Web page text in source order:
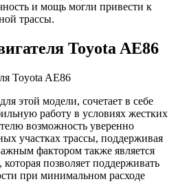
и мощь могли привести к
трассы.
Toyota AE86
этой модели, сочетает в себе
работу в условиях жестких
возможность уверенно
участках трассы, поддерживая
фактором также является
позволяет поддерживать
при минимальном расходе